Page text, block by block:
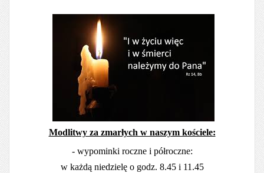
Modlitwy za zmarłych w naszym kościele:
- wypominki roczne i półroczne:
w każdą niedzielę o godz. 8.45 i 11.45